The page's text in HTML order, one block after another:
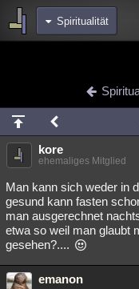
Spiritualität
Chat Wiki
meine Rubriken
Menschen
Spiritualität
Natur Umfragen
weitere Rubriken
Philosophie Träume
kore
ehemaliges Mitglied
Man kann sich weder in
gesund kann fasten
man ausgerechnet
etwa so weil man glaubt
gesehen?....
emanon